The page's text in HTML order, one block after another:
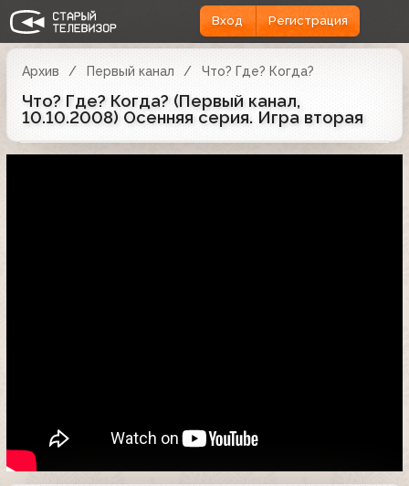
Вход Регистрация
Архив Первый канал Что? Где? Когда?
Что? Где? Когда? (Первый канал,
10.10.2008) Осенняя серия. Игра вторая